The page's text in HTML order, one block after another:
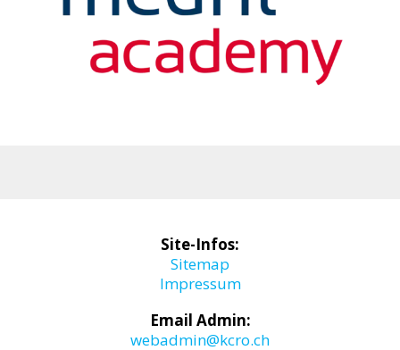
Site-Infos:
Sitemap
Impressum
Email Admin:
webadmin@kcro.ch